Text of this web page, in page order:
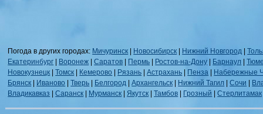
Погода в других городах: Мичуринск | Новосибирск | Нижний Новгород |
Екатеринбург | Воронеж |Саратов | Пермь | Ростов-на-Дону | Барнаул |
Новокузнецк |Томск | Кемерово | Рязань |Астрахань | Пенза | Набережные
Брянск | Иваново |Тверь | Белгород |Архангельск | Нижний Тагил |Сочи |
Владикавказ |Саранск | Мурманск | Якутск |Тамбов | Грозный |Стерлитамак